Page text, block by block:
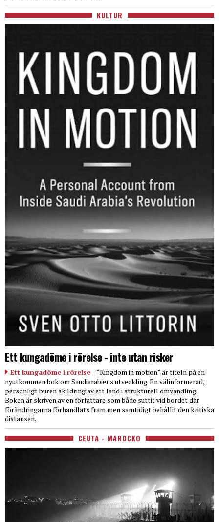
KULTUR
Ett kungadöme i rörelse - inte utan risker
Ett kungadöme i rörelse– “Kingdom in motion” är titeln på en
nyutkommen bok om Saudiarabiens utveckling. En välinformerad,
personligt buren skildring av ett land i strukturell omvandling.
Boken är skriven av en författare som både suttit vid bordet där
förändringarna förhandlats fram men samtidigt behållit den kritiska
distansen.
CEUTA - MAROCKO